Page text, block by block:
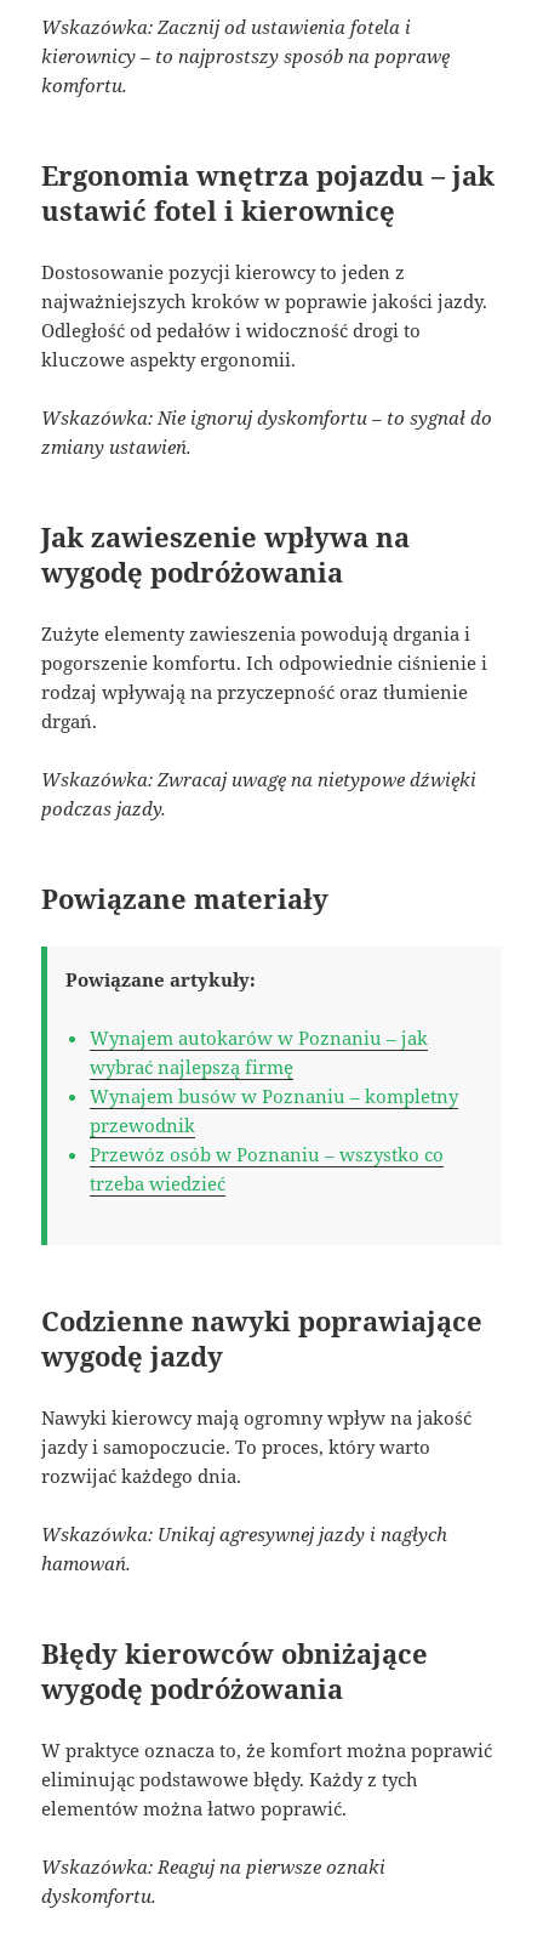
Wskazówka: Zacznij od ustawienia fotela i
kierownicy – to najprostszy sposób na poprawę
komfortu.
Ergonomia wnętrza pojazdu – jak
ustawić fotel i kierownicę
Dostosowanie pozycji kierowcy to jeden z
najważniejszych kroków w poprawie jakości jazdy.
Odległość od pedałów i widoczność drogi to
kluczowe aspekty ergonomii.
Wskazówka: Nie ignoruj dyskomfortu – to sygnał do
zmiany ustawień.
Jak zawieszenie wpływa na
wygodę podróżowania
Zużyte elementy zawieszenia powodują drgania i
pogorszenie komfortu. Ich odpowiednie ciśnienie i
rodzaj wpływają na przyczepność oraz tłumienie
drgań.
Wskazówka: Zwracaj uwagę na nietypowe dźwięki
podczas jazdy.
Powiązane materiały
Powiązane artykuły:
Wynajem autokarów w Poznaniu – jak
wybrać najlepszą firmę
Wynajem busów w Poznaniu – kompletny
przewodnik
Przewóz osób w Poznaniu – wszystko co
trzeba wiedzieć
Codzienne nawyki poprawiające
wygodę jazdy
Nawyki kierowcy mają ogromny wpływ na jakość
jazdy i samopoczucie. To proces, który warto
rozwijać każdego dnia.
Wskazówka: Unikaj agresywnej jazdy i nagłych
hamowań.
Błędy kierowców obniżające
wygodę podróżowania
W praktyce oznacza to, że komfort można poprawić
eliminując podstawowe błędy. Każdy z tych
elementów można łatwo poprawić.
Wskazówka: Reaguj na pierwsze oznaki
dyskomfortu.